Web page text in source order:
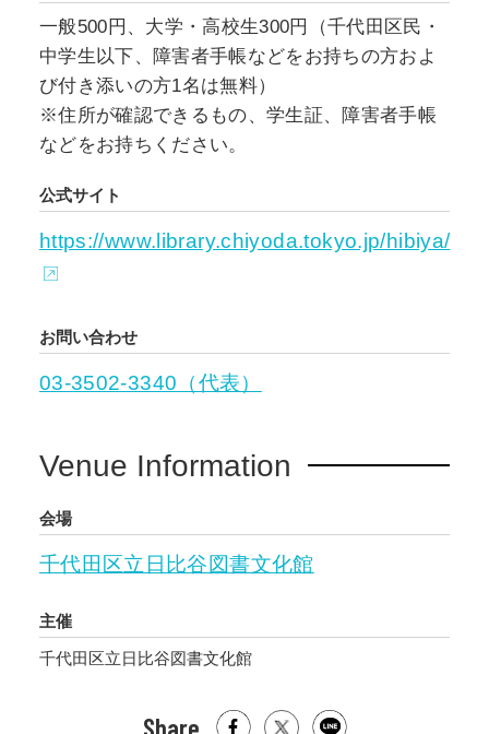
一般500円、大学・高校生300円（千代田区民・
中学生以下、障害者手帳などをお持ちの方およ
び付き添いの方1名は無料）
※住所が確認できるもの、学生証、障害者手帳
などをお持ちください。
公式サイト
https://www.library.chiyoda.tokyo.jp/hibiya/
お問い合わせ
03-3502-3340（代表）
Venue Information
会場
千代田区立日比谷図書文化館
主催
千代田区立日比谷図書文化館
Share